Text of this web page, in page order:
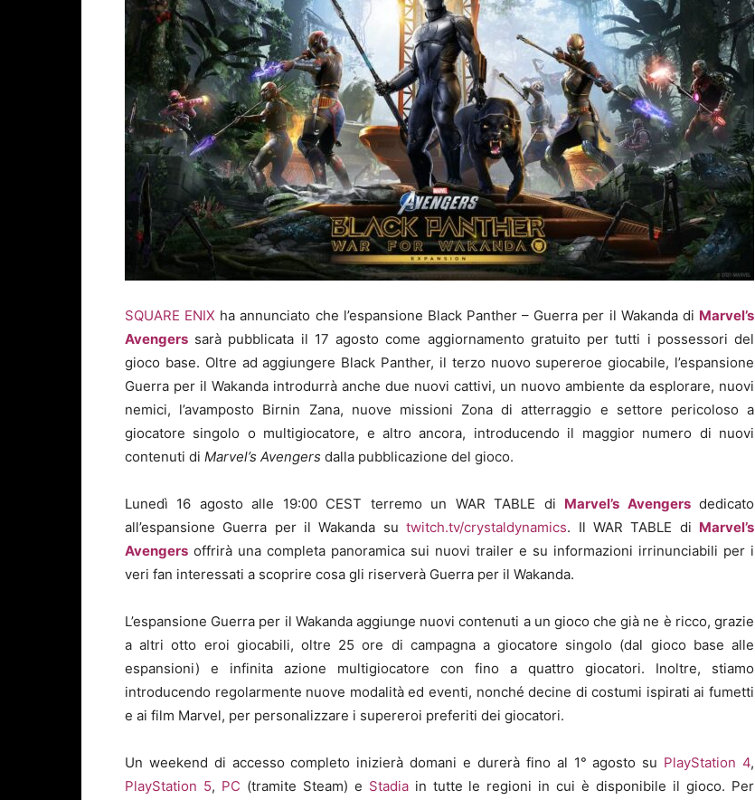
SQUARE ENIX ha annunciato che l’espansione Black Panther – Guerra per il Wakanda di Marvel’s
Avengers sarà pubblicata il 17 agosto come aggiornamento gratuito per tutti i possessori del
gioco base. Oltre ad aggiungere Black Panther, il terzo nuovo supereroe giocabile, l’espansione
Guerra per il Wakanda introdurrà anche due nuovi cattivi, un nuovo ambiente da esplorare, nuovi
nemici, l’avamposto Birnin Zana, nuove missioni Zona di atterraggio e settore pericoloso a
giocatore singolo o multigiocatore, e altro ancora, introducendo il maggior numero di nuovi
contenuti di Marvel’s Avengers dalla pubblicazione del gioco.
Lunedì 16 agosto alle 19:00 CEST terremo un WAR TABLE di Marvel’s Avengersdedicato
all’espansione Guerra per il Wakanda sutwitch.tv/crystaldynamics. Il WAR TABLE di Marvel’s
Avengers offrirà una completa panoramica sui nuovi trailer e su informazioni irrinunciabili per i
veri fan interessati a scoprire cosa gli riserverà Guerra per il Wakanda.
L’espansione Guerra per il Wakanda aggiunge nuovi contenuti a un gioco che già ne è ricco, grazie
a altri otto eroi giocabili, oltre 25 ore di campagna a giocatore singolo (dal gioco base alle
espansioni) e infinita azione multigiocatore con fino a quattro giocatori. Inoltre, stiamo
introducendo regolarmente nuove modalità ed eventi, nonché decine di costumi ispirati ai fumetti
e ai film Marvel, per personalizzare i supereroi preferiti dei giocatori.
Un weekend di accesso completo inizierà domani e durerà fino al 1° agosto su PlayStation 4,
PlayStation 5, PC (tramite Steam) e Stadiain tutte le regioni in cui è disponibile il gioco. Per